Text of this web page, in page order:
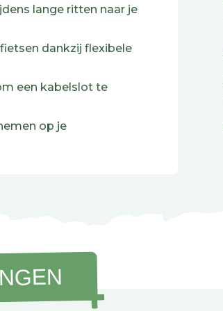
Zo rij je met
Sport of Elite
tegen krassen
vergrendelen
rail van de Thule
lange ritten naar je
dankzij flexibele
een kabelslot te
op je